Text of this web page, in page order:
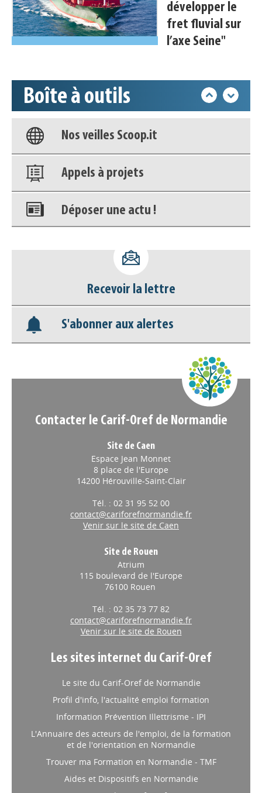
développer le
fret fluvial sur
l’axe Seine"
Boîte à outils
Déposer une actu !
Base documentaire
Nos veilles Scoop.it
Appels à projets
Déposer une actu !
déconnecter)
Base documentaire
Nos veilles Scoop.it
Recevoir la lettre
S'abonner aux alertes
Contacter le Carif-Oref de Normandie
Site de Caen
Espace Jean Monnet
8 place de l'Europe
14200 Hérouville-Saint-Clair
Tél. : 02 31 95 52 00
contact@cariforefnormandie.fr
Venir sur le site de Caen
Site de Rouen
Atrium
115 boulevard de l'Europe
76100 Rouen
Tél. : 02 35 73 77 82
contact@cariforefnormandie.fr
Venir sur le site de Rouen
Les sites internet du Carif-Oref
Le site du Carif-Oref de Normandie
Profil d'info, l'actualité emploi formation
Information Prévention Illettrisme - IPI
L'Annuaire des acteurs de l'emploi, de la formation
et de l'orientation en Normandie
Trouver ma Formation en Normandie - TMF
Aides et Dispositifs en Normandie